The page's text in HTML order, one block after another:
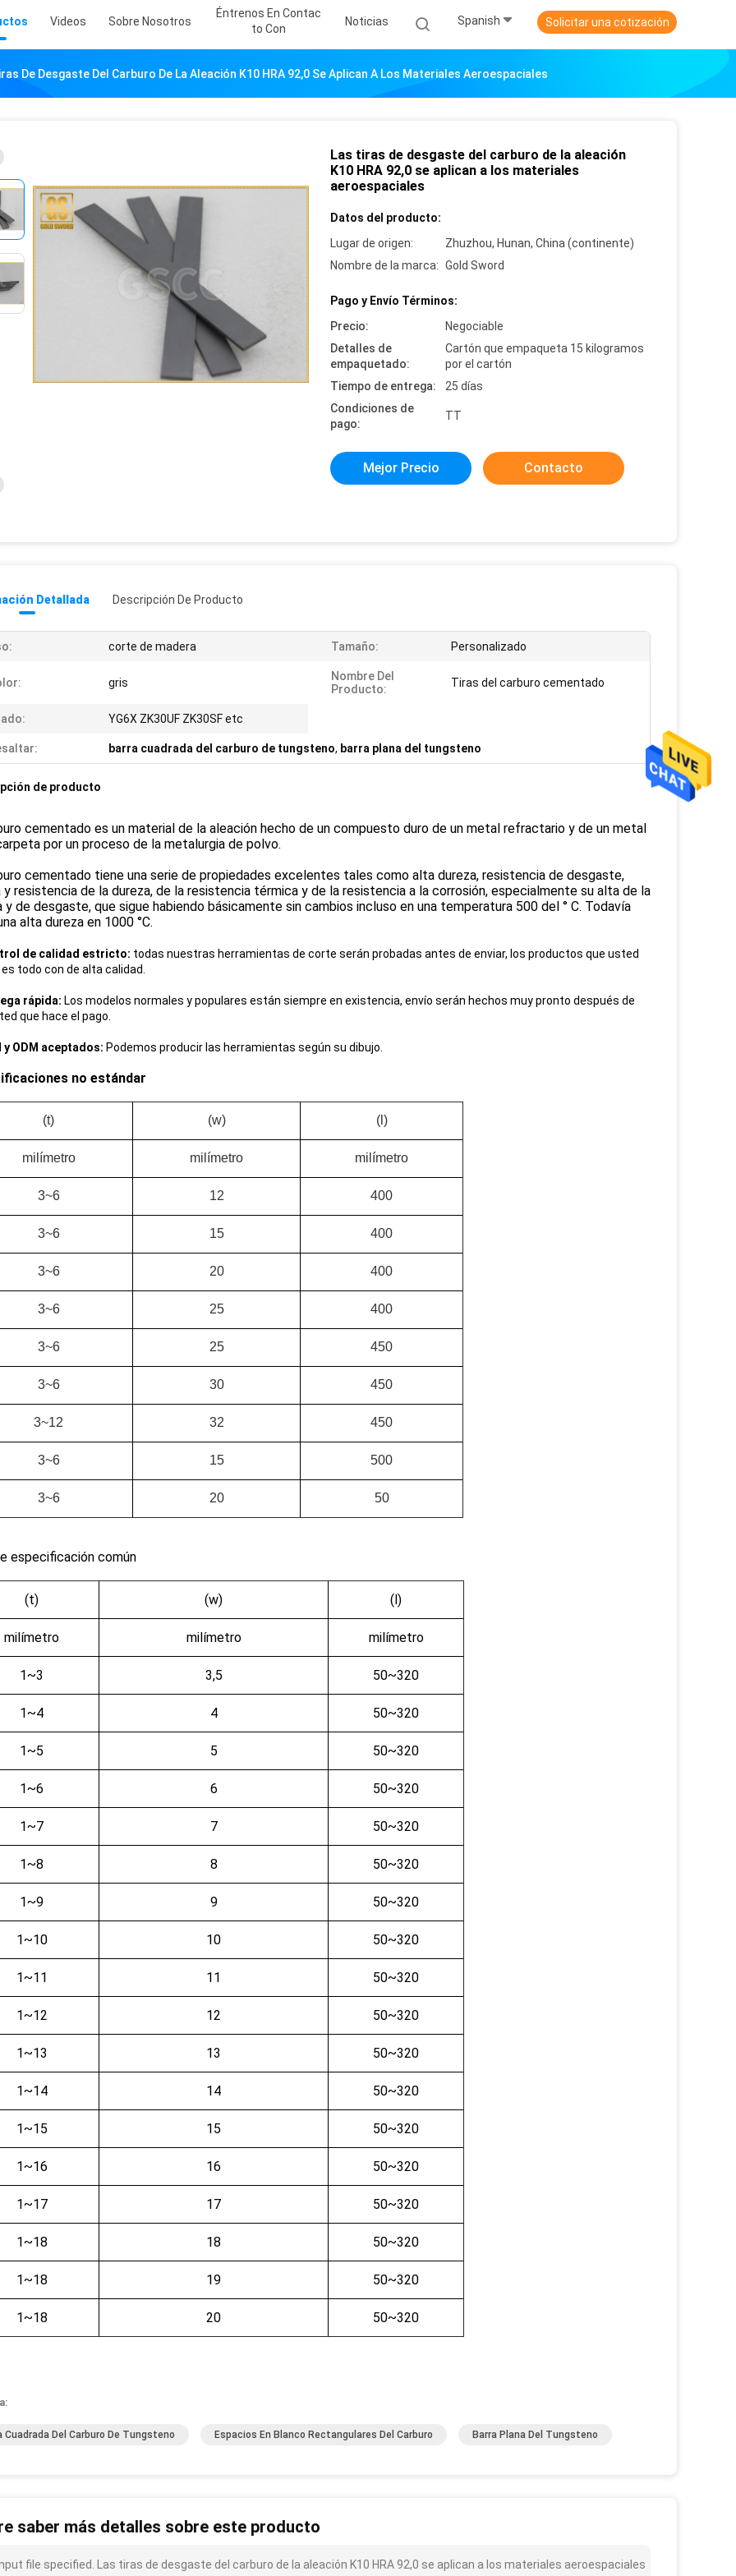
Videos Sobre Nosotros
Éntrenos En Contac
To Con
Noticias Spanish Solicitar una cotización
De Desgaste Del Carburo De La Aleación K10 HRA 92,0 Se Aplican A Los Materiales Aeroespaciales
Las tiras de desgaste del carburo de la aleación
K10 HRA 92,0 se aplican a los materiales
aeroespaciales
Datos del producto:
Lugar de origen:
Zhuzhou, Hunan, China (continente)
Nombre de la marca: Gold Sword
Pago y Envío Términos:
Precio:
Negociable
Detalles de
empaquetado:
Cartón que empaqueta 15 kilogramos
por el cartón
Tiempo de entrega:
25 días
Condiciones de
pago:
TT
Mejor Precio Contacto
Detallada Descripción De Producto
corte de madera Tamaño: Personalizado
gris
Nombre Del
Producto:
Tiras del carburo cementado
YG6X ZK30UF ZK30SF etc
barra cuadrada del carburo de tungsteno, barra plana del tungsteno
de producto
cementado es un material de la aleación hecho de un compuesto duro de un metal refractario y de un metal
por un proceso de la metalurgia de polvo.
cementado tiene una serie de propiedades excelentes tales como alta dureza, resistencia de desgaste,
y resistencia de la dureza, de la resistencia térmica y de la resistencia a la corrosión, especialmente su alta de la
y de desgaste, que sigue habiendo básicamente sin cambios incluso en una temperatura 500 del ° C. Todavía
alta dureza en 1000 °C.
de calidad estricto: todas nuestras herramientas de corte serán probadas antes de enviar, los productos que usted
todo con de alta calidad.
rápida: Los modelos normales y populares están siempre en existencia, envío serán hechos muy pronto después de
que hace el pago.
y ODM aceptados: Podemos producir las herramientas según su dibujo.
no estándar
(t) (w) (l)
milímetro milímetro milímetro
3~6 12 400
3~6 15 400
3~6 20 400
3~6 25 400
3~6 25 450
3~6 30 450
3~12 32 450
3~6 15 500
3~6 20 50
especificación común
(t) (w) (l)
milímetro milímetro milímetro
1~3 3,5 50~320
1~4 4 50~320
1~5 5 50~320
1~6 6 50~320
1~7 7 50~320
1~8 8 50~320
1~9 9 50~320
1~10 10 50~320
1~11 11 50~320
1~12 12 50~320
1~13 13 50~320
1~14 14 50~320
1~15 15 50~320
1~16 16 50~320
1~17 17 50~320
1~18 18 50~320
1~18 19 50~320
1~18 20 50~320
Cuadrada Del Carburo De Tungsteno Espacios En Blanco Rectangulares Del Carburo Barra Plana Del Tungsteno
saber más detalles sobre este producto
file specified. Las tiras de desgaste del carburo de la aleación K10 HRA 92,0 se aplican a los materiales aeroespaciales